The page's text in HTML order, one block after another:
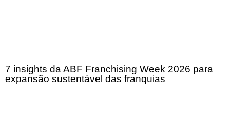
7 insights da ABF Franchising Week 2026 para
expansão sustentável das franquias